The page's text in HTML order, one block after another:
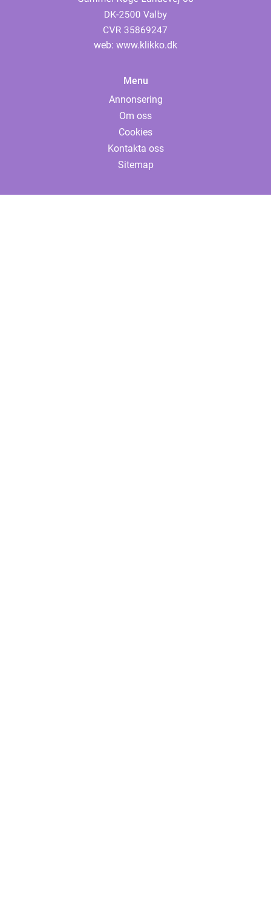
web: www.klikko.dk
Menu
Annonsering
Om oss
Cookies
Kontakta oss
Sitemap